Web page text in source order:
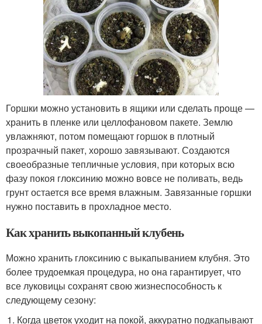
Горшки можно установить в ящики или сделать проще —
хранить в пленке или целлофановом пакете. Землю
увлажняют, потом помещают горшок в плотный
прозрачный пакет, хорошо завязывают. Создаются
своеобразные тепличные условия, при которых всю
фазу покоя глоксинию можно вовсе не поливать, ведь
грунт остается все время влажным. Завязанные горшки
нужно поставить в прохладное место.
Как хранить выкопанный клубень
Можно хранить глоксинию с выкапыванием клубня. Это
более трудоемкая процедура, но она гарантирует, что
все луковицы сохранят свою жизнеспособность к
следующему сезону:
Когда цветок уходит на покой, аккуратно подкапывают